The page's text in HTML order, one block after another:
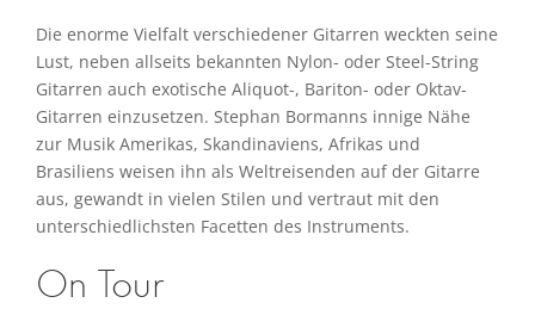
Die enorme Vielfalt verschiedener Gitarren weckten seine
Lust, neben allseits bekannten Nylon- oder Steel-String
Gitarren auch exotische Aliquot-, Bariton- oder Oktav-
Gitarren einzusetzen. Stephan Bormanns innige Nähe
zur Musik Amerikas, Skandinaviens, Afrikas und
Brasiliens weisen ihn als Weltreisenden auf der Gitarre
aus, gewandt in vielen Stilen und vertraut mit den
unterschiedlichsten Facetten des Instruments.
On Tour